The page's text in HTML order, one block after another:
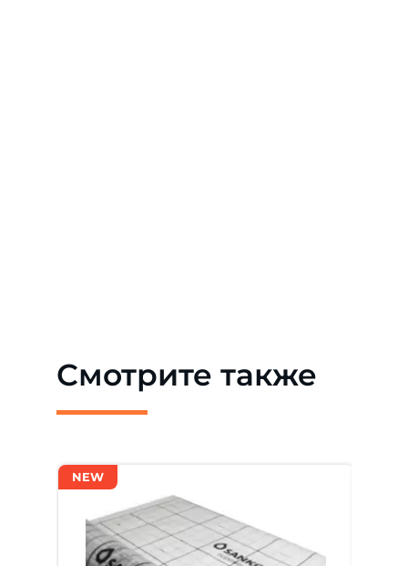
Смотрите также
NEW